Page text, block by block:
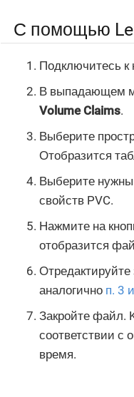
С помощью
Подключитесь к
В выпадающем
Volume Claims.
Выберите
Отобразится
Выберите
свойств PVC.
Нажмите на
отобразится
аналогично п. 3
Закройте файл.
соответствии с
время.